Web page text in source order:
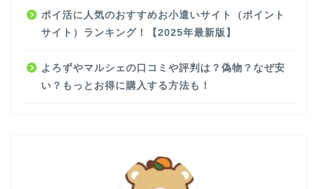
ポイ活に人気のおすすめお小遣いサイト（ポイント
サイト）ランキング！【2025年最新版】
よろずやマルシェの口コミや評判は？偽物？なぜ安
い？もっとお得に購入する方法も！